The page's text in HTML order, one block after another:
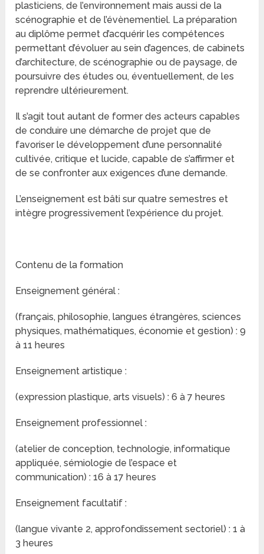
plasticiens, de l’environnement mais aussi de la
scénographie et de l’évènementiel. La préparation
au diplôme permet d’acquérir les compétences
permettant d’évoluer au sein d’agences, de cabinets
d’architecture, de scénographie ou de paysage, de
poursuivre des études ou, éventuellement, de les
reprendre ultérieurement.
Il s’agit tout autant de former des acteurs capables
de conduire une démarche de projet que de
favoriser le développement d’une personnalité
cultivée, critique et lucide, capable de s’affirmer et
de se confronter aux exigences d’une demande.
L’enseignement est bâti sur quatre semestres et
intègre progressivement l’expérience du projet.
Contenu de la formation
Enseignement général :
(français, philosophie, langues étrangères, sciences
physiques, mathématiques, économie et gestion) : 9
à 11 heures
Enseignement artistique :
(expression plastique, arts visuels) : 6 à 7 heures
Enseignement professionnel :
(atelier de conception, technologie, informatique
appliquée, sémiologie de l’espace et
communication) : 16 à 17 heures
Enseignement facultatif :
(langue vivante 2, approfondissement sectoriel) : 1 à
3 heures